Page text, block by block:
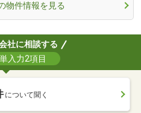
物件情報を見る
社に相談する
入力2項目
について聞く